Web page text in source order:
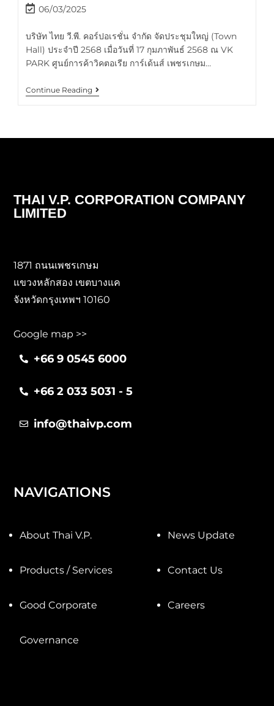
06/03/2025
บริษัท ไทย วี.พี. คอร์ปอเรชั่น จำกัด จัดประชุมใหญ่ (Town
Hall) ประจำปี 2568 เมื่อวันที่ 17 กุมภาพันธ์ 2568 ณ VK
PARK ศูนย์การค้าวิคตอเรีย การ์เด้นส์ เพชรเกษม…
Continue Reading
THAI V.P. CORPORATION COMPANY
LIMITED
1871 ถนนเพชรเกษม
แขวงหลักสอง เขตบางแค
จังหวัดกรุงเทพฯ 10160
Google map >>
+66 9 0545 6000
+66 2 033 5031 - 5
info@thaivp.com
NAVIGATIONS
About Thai V.P.
Products / Services
Good Corporate
Governance
News Update
Contact Us
Careers